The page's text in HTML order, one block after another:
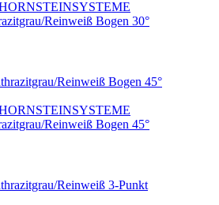
Reinweiß Bogen 30°
Reinweiß Bogen 45°